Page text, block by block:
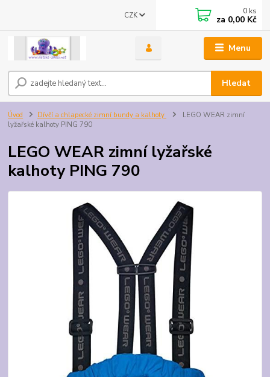
Menu
CZK
Hledat
0 ks
za 0,00 Kč
Úvod Dívčí a chlapecké zimní bundy a kalhoty
LEGO WEAR zimní
lyžařské kalhoty PING 790
LEGO WEAR zimní lyžařské
kalhoty PING 790